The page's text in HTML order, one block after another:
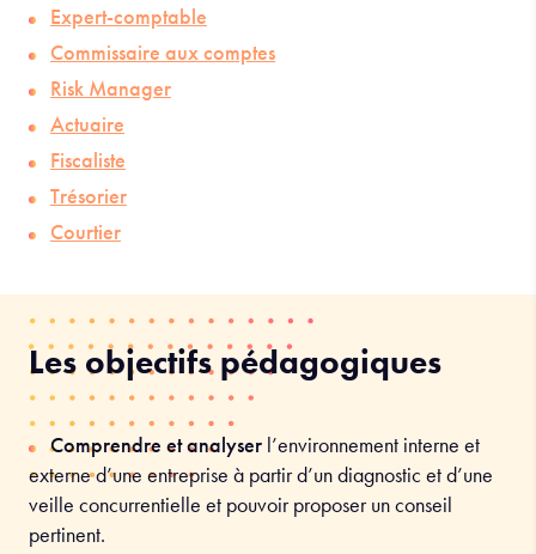
Expert-comptable
Commissaire aux comptes
Risk Manager
Actuaire
Fiscaliste
Trésorier
Courtier
Les objectifs pédagogiques
Comprendre et analyser l’environnement interne et
externe d’une entreprise à partir d’un diagnostic et d’une
veille concurrentielle et pouvoir proposer un conseil
pertinent.